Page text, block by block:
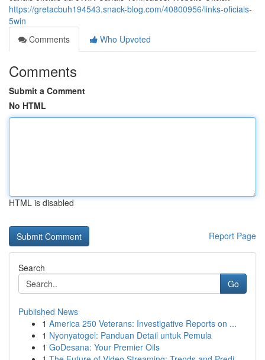
https://gretacbuh194543.snack-blog.com/40800956/links-oficiais-
5win
Comments
Who Upvoted
Comments
Submit a Comment
No HTML
HTML is disabled
Report Page
Search
Go
Published News
1 America 250 Veterans: Investigative Reports on ...
1 Nyonyatogel: Panduan Detail untuk Pemula
1 GoDesana: Your Premier Oils